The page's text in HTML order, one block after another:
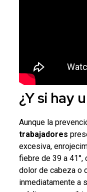
¿Y si hay
Aunque la
trabajadores
excesiva,
fiebre de 39 a 41°,
dolor de cabeza o
inmediatamente a